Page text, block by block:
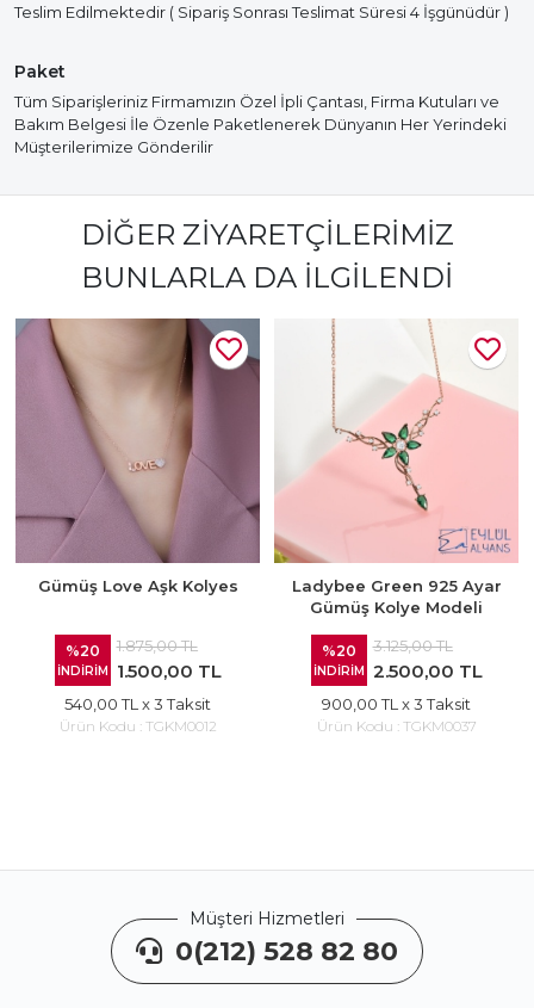
Teslim Edilmektedir ( Sipariş Sonrası Teslimat Süresi 4 İşgünüdür )
Paket
Tüm Siparişleriniz Firmamızın Özel İpli Çantası, Firma Kutuları ve
Bakım Belgesi İle Özenle Paketlenerek Dünyanın Her Yerindeki
Müşterilerimize Gönderilir
DIĞER ZIYARETÇILERIMIZ
BUNLARLA DA İLGILENDI
Gümüş Love Aşk Kolyes
%20
İNDİRİM
1.875,00 TL
1.500,00 TL
540,00 TL x 3 Taksit
Ürün Kodu : TGKM0012
Ladybee Green 925 Ayar
Gümüş Kolye Modeli
%20
İNDİRİM
3.125,00 TL
2.500,00 TL
900,00 TL x 3 Taksit
Ürün Kodu : TGKM0037
Müşteri Hizmetleri
0(212) 528 82 80